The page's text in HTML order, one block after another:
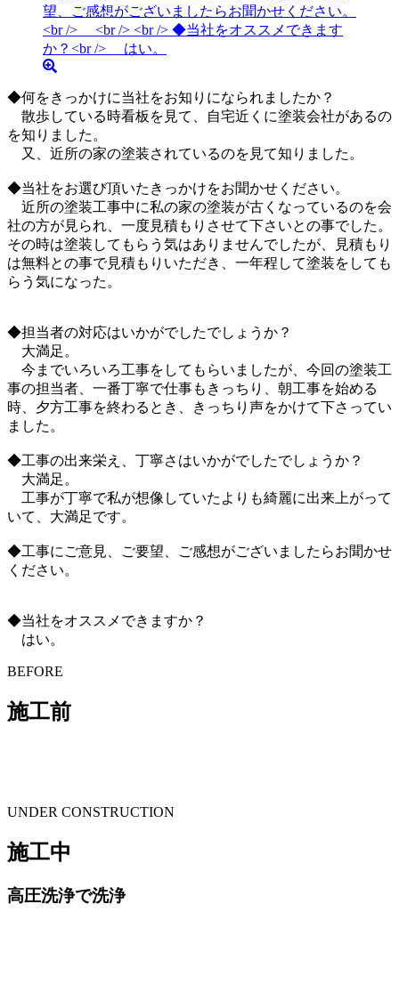
◆何をきっかけに当社をお知りになられましたか？
散歩している時看板を見て、自宅近くに塗装会社があるの
を知りました。
又、近所の家の塗装されているのを見て知りました。
◆当社をお選び頂いたきっかけをお聞かせください。
近所の塗装工事中に私の家の塗装が古くなっているのを会
社の方が見られ、一度見積もりさせて下さいとの事でした。
その時は塗装してもらう気はありませんでしたが、見積もり
は無料との事で見積もりいただき、一年程して塗装をしても
らう気になった。
◆担当者の対応はいかがでしたでしょうか？
大満足。
今までいろいろ工事をしてもらいましたが、今回の塗装工
事の担当者、一番丁寧で仕事もきっちり、朝工事を始める
時、夕方工事を終わるとき、きっちり声をかけて下さってい
ました。
◆工事の出来栄え、丁寧さはいかがでしたでしょうか？
大満足。
工事が丁寧で私が想像していたよりも綺麗に出来上がって
いて、大満足です。
◆工事にご意見、ご要望、ご感想がございましたらお聞かせ
ください。
◆当社をオススメできますか？
はい。
BEFORE
施工前
UNDER CONSTRUCTION
施工中
高圧洗浄で洗浄